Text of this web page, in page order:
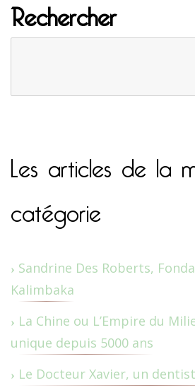
Rechercher
Les articles de la
catégorie
Sandrine Des Roberts,
Kalimbaka
La Chine ou L’Empire du
unique depuis 5000 ans
Le Docteur Xavier, un